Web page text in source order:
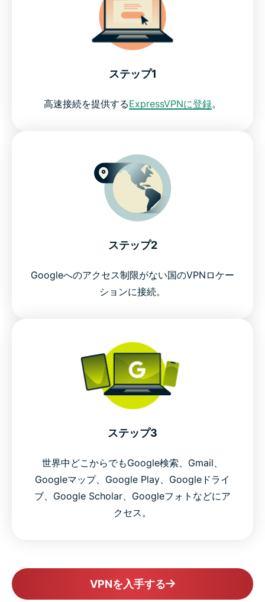
ステップ1
高速接続を提供するExpressVPNに登録。
ステップ2
Googleへのアクセス制限がない国のVPNロケー
ションに接続。
ステップ3
世界中どこからでもGoogle検索、Gmail、
Googleマップ、Google Play、Googleドライ
ブ、Google Scholar、Googleフォトなどにア
クセス。
VPNを入手する